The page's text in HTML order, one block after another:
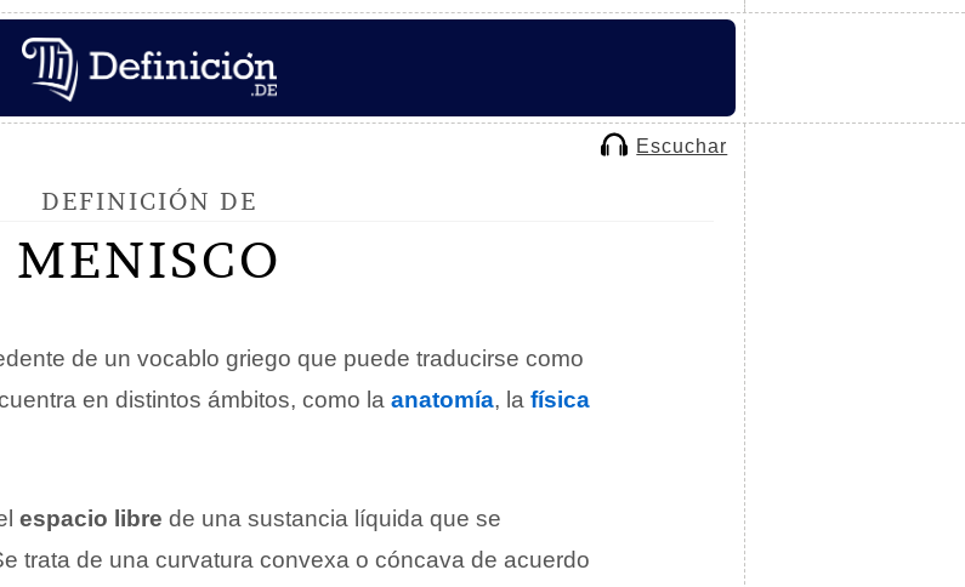
Escuchar
DEFINICIÓN DE
MENISCO
de un vocablo griego que puede traducirse como
en distintos ámbitos, como la anatomía, la física
espacio libre de una sustancia líquida que se
trata de una curvatura convexa o cóncava de acuerdo